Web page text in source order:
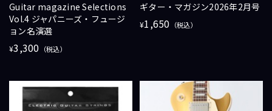
Guitar magazine Selections
Vol.4 ジャパニーズ・フュージ
ョン名演選
¥3,300 （税込）
ギター・マガジン2026年2月号
¥1,650 （税込）